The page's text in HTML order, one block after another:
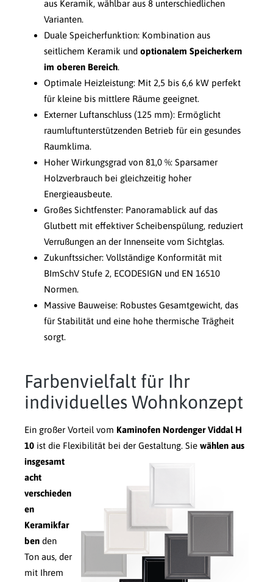
aus Keramik, wählbar aus 8 unterschiedlichen
Varianten.
Duale Speicherfunktion: Kombination aus
seitlichem Keramik und optionalem Speicherkern
im oberen Bereich.
Optimale Heizleistung: Mit 2,5 bis 6,6 kW perfekt
für kleine bis mittlere Räume geeignet.
Externer Luftanschluss (125 mm): Ermöglicht
raumluftunterstützenden Betrieb für ein gesundes
Raumklima.
Hoher Wirkungsgrad von 81,0 %: Sparsamer
Holzverbrauch bei gleichzeitig hoher
Energieausbeute.
Großes Sichtfenster: Panoramablick auf das
Glutbett mit effektiver Scheibenspülung, reduziert
Verrußungen an der Innenseite vom Sichtglas.
Zukunftssicher: Vollständige Konformität mit
BImSchV Stufe 2, ECODESIGN und EN 16510
Normen.
Massive Bauweise: Robustes Gesamtgewicht, das
für Stabilität und eine hohe thermische Trägheit
sorgt.
Farbenvielfalt für Ihr
individuelles Wohnkonzept
Ein großer Vorteil vom Kaminofen Nordenger Viddal H
10 ist die Flexibilität bei der Gestaltung. Sie wählen aus
insgesamt
acht
verschieden
en
Keramikfar
ben den
Ton aus, der
mit Ihrem